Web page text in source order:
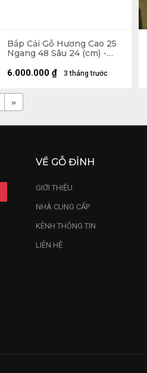
Bắp Cải Gỗ Hương Cao 25
Ngang 48 Sâu 24 (cm) -
3 tháng trước
6.000.000 ₫
»
VỀ GỖ ĐỈNH
GIỚI THIỆU
NHÀ CUNG CẤP
KÊNH THÔNG TIN
LIÊN HỆ